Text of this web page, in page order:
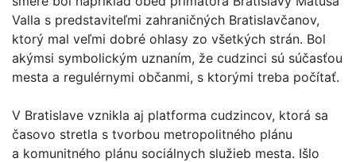
Valla s predstaviteľmi zahraničných Bratislavčanov,
ktorý mal veľmi dobré ohlasy zo všetkých strán. Bol
akýmsi symbolickým uznaním, že cudzinci sú súčasťou
mesta a regulérnymi občanmi, s ktorými treba počítať.
V Bratislave vznikla aj platforma cudzincov, ktorá sa
časovo stretla s tvorbou metropolitného plánu
a komunitného plánu sociálnych služieb mesta. Išlo